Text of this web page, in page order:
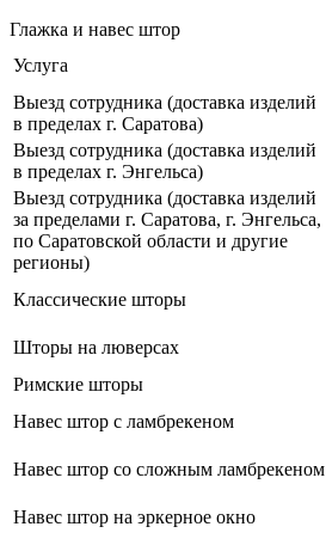
Глажка и навес штор
Услуга
Выезд сотрудника (доставка изделий
в пределах г. Саратова)
Выезд сотрудника (доставка изделий
в пределах г. Энгельса)
Выезд сотрудника (доставка изделий
за пределами г. Саратова, г. Энгельса,
по Саратовской области и другие
регионы)
Классические шторы
Шторы на люверсах
Римские шторы
Навес штор с ламбрекеном
Навес штор со сложным ламбрекеном
Навес штор на эркерное окно